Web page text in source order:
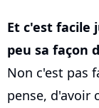
Et c'est facile
peu sa façon
Non c'est pas
pense, d'avoir